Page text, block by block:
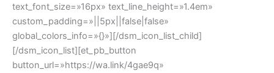
text_font_size=»16px» text_line_height=»1.4em»
custom_padding=»||5px||false|false»
global_colors_info=»{}»][/dsm_icon_list_child]
[/dsm_icon_list][et_pb_button
button_url=»https://wa.link/4gae9q»